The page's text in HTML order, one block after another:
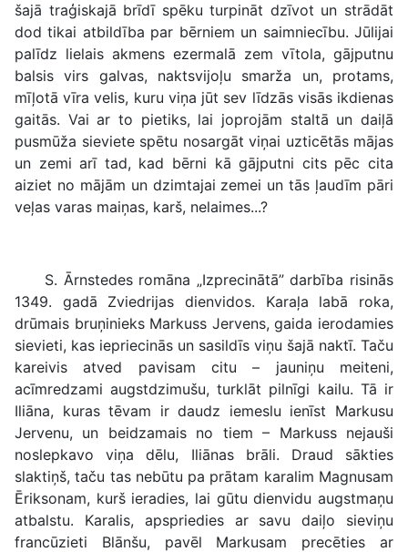
šajā traģiskajā brīdī spēku turpināt dzīvot un strādāt
dod tikai atbildība par bērniem un saimniecību. Jūlijai
palīdz lielais akmens ezermalā zem vītola, gājputnu
balsis virs galvas, naktsvijoļu smarža un, protams,
mīļotā vīra velis, kuru viņa jūt sev līdzās visās ikdienas
gaitās. Vai ar to pietiks, lai joprojām staltā un daiļā
pusmūža sieviete spētu nosargāt viņai uzticētās mājas
un zemi arī tad, kad bērni kā gājputni cits pēc cita
aiziet no mājām un dzimtajai zemei un tās ļaudīm pāri
veļas varas maiņas, karš, nelaimes...?
S. Ārnstedes romāna „Izprecinātā” darbība risinās
1349. gadā Zviedrijas dienvidos. Karaļa labā roka,
drūmais bruņinieks Markuss Jervens, gaida ierodamies
sievieti, kas iepriecinās un sasildīs viņu šajā naktī. Taču
kareivis atved pavisam citu – jauniņu meiteni,
acīmredzami augstdzimušu, turklāt pilnīgi kailu. Tā ir
Iliāna, kuras tēvam ir daudz iemeslu ienīst Markusu
Jervenu, un beidzamais no tiem – Markuss nejauši
noslepkavo viņa dēlu, Iliānas brāli. Draud sākties
slaktiņš, taču tas nebūtu pa prātam karalim Magnusam
Ēriksonam, kurš ieradies, lai gūtu dienvidu augstmaņu
atbalstu. Karalis, apspriedies ar savu daiļo sieviņu
francūzieti Blānšu, pavēl Markusam precēties ar